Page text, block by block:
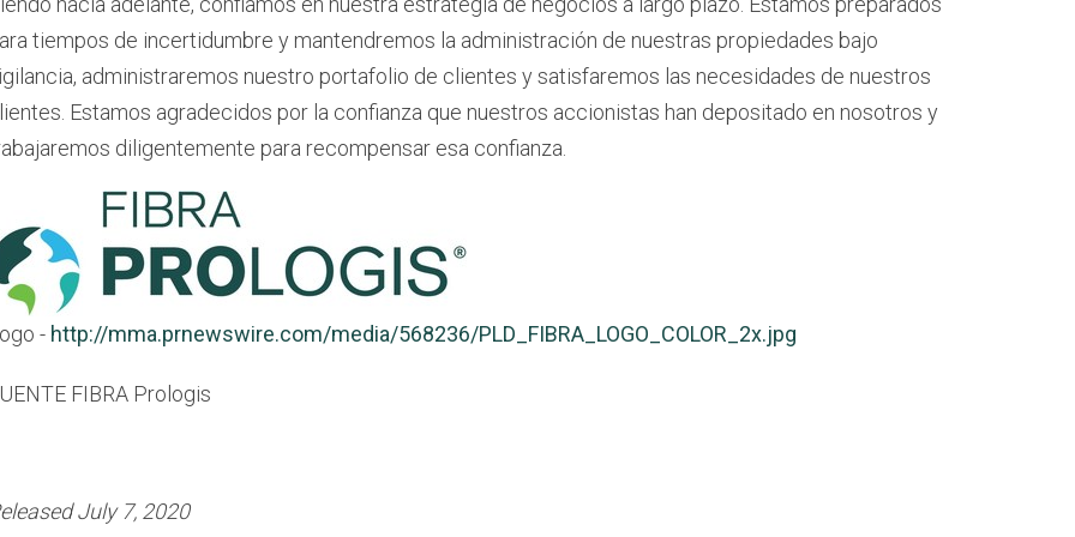
tiempos de incertidumbre y mantendremos la administración de nuestras propiedades bajo
administraremos nuestro portafolio de clientes y satisfaremos las necesidades de nuestros
Estamos agradecidos por la confianza que nuestros accionistas han depositado en nosotros y
diligentemente para recompensar esa confianza.
- http://mma.prnewswire.com/media/568236/PLD_FIBRA_LOGO_COLOR_2x.jpg
FIBRA Prologis
July 7, 2020